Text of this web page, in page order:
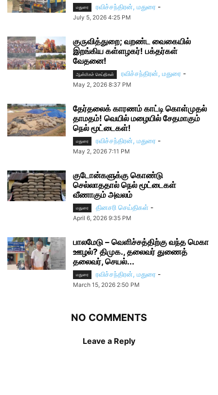
மதுரை ரவிச்சந்திரன், மதுரை -
July 5, 2026 4:25 PM
குருவித்துறை; வறண்ட வைகையில்
இறங்கிய கள்ளழகர்! பக்தர்கள்
வேதனை!
ஆன்மிகச் செய்திகள் ரவிச்சந்திரன், மதுரை -
May 2, 2026 8:37 PM
தேர்தலைக் காரணம் காட்டி கொள்முதல்
தாமதம்! வெயில் மழையில் சேதமாகும்
நெல் மூட்டைகள்!
மதுரை ரவிச்சந்திரன், மதுரை -
May 2, 2026 7:11 PM
குடோன்களுக்கு கொண்டு
செல்லாததால் நெல் மூட்டைகள்
வீணாகும் அவலம்
மதுரை தினசரி செய்திகள் -
April 6, 2026 9:35 PM
பாலமேடு – வெளிச்சத்திற்கு வந்த மெகா
ஊழல்? திமுக., தலைவர் துணைத்
தலைவர், செயல்...
மதுரை ரவிச்சந்திரன், மதுரை -
March 15, 2026 2:50 PM
NO COMMENTS
Leave a Reply